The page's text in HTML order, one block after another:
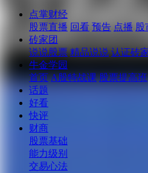
点掌财经
股票直播 回看 预告 点播
砖家团
说说股票 精品说说 认证砖
牛金学园
首页 A股特战课 股票提高班
话题
好看
快评
财商
股票基础
能力级别
交易心法